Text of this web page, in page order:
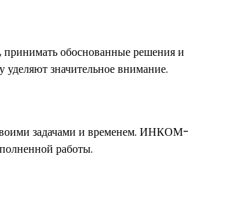
принимать обоснованные решения и
значительное внимание.
своими задачами и временем. ИНКОМ-
работы.